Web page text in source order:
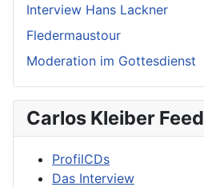
Interview Hans Lackner
Fledermaustour
Moderation im Gottesdienst
Carlos Kleiber Feed
ProfilCDs
Das Interview